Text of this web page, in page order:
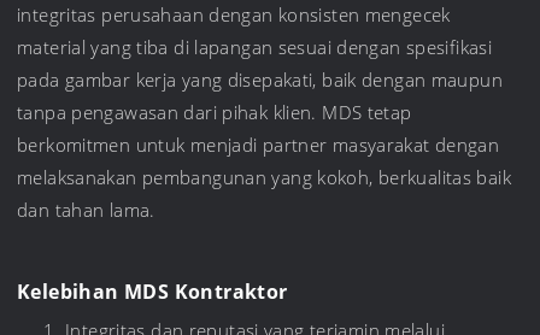
integritas perusahaan dengan konsisten mengecek
material yang tiba di lapangan sesuai dengan spesifikasi
pada gambar kerja yang disepakati, baik dengan maupun
tanpa pengawasan dari pihak klien. MDS tetap
berkomitmen untuk menjadi partner masyarakat dengan
melaksanakan pembangunan yang kokoh, berkualitas baik
dan tahan lama.
Kelebihan MDS Kontraktor
Integritas dan reputasi yang terjamin melalui